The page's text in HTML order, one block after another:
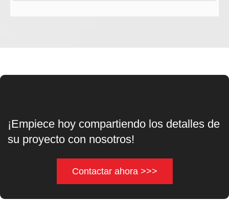
¡Empiece hoy compartiendo los detalles de
su proyecto con nosotros!
Contactar ahora >>>